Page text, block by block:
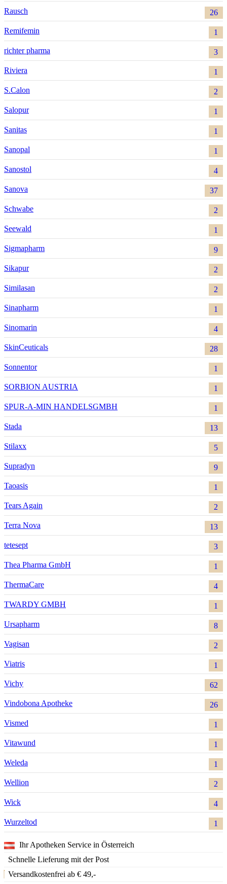
Rausch 26
Remifemin 1
richter pharma 3
Riviera 1
S.Calon 2
Salopur 1
Sanitas 1
Sanopal 1
Sanostol 4
Sanova 37
Schwabe 2
Seewald 1
Sigmapharm 9
Sikapur 2
Similasan 2
Sinapharm 1
Sinomarin 4
SkinCeuticals 28
Sonnentor 1
SORBION AUSTRIA 1
SPUR-A-MIN HANDELSGMBH 1
Stada 13
Stilaxx 5
Supradyn 9
Taoasis 1
Tears Again 2
Terra Nova 13
tetesept 3
Thea Pharma GmbH 1
ThermaCare 4
TWARDY GMBH 1
Ursapharm 8
Vagisan 2
Viatris 1
Vichy 62
Vindobona Apotheke 26
Vismed 1
Vitawund 1
Weleda 1
Wellion 2
Wick 4
Wurzeltod 1
Ihr Apotheken Service in Österreich
Schnelle Lieferung mit der Post
Versandkostenfrei ab € 49,-